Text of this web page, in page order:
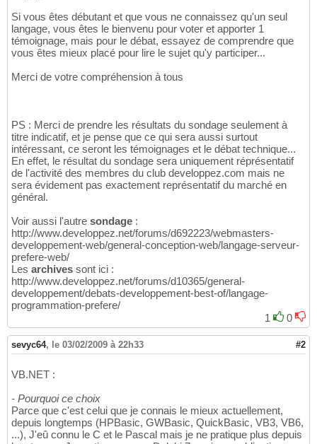
Si vous êtes débutant et que vous ne connaissez qu'un seul
langage, vous êtes le bienvenu pour voter et apporter 1
témoignage, mais pour le débat, essayez de comprendre que
vous êtes mieux placé pour lire le sujet qu'y participer...
Merci de votre compréhension à tous
PS : Merci de prendre les résultats du sondage seulement à
titre indicatif, et je pense que ce qui sera aussi surtout
intéressant, ce seront les témoignages et le débat technique...
En effet, le résultat du sondage sera uniquement réprésentatif
de l'activité des membres du club developpez.com mais ne
sera évidement pas exactement représentatif du marché en
général.
Voir aussi l'autre sondage :
http://www.developpez.net/forums/d692223/webmasters-
developpement-web/general-conception-web/langage-serveur-
prefere-web/
Les archives sont ici :
http://www.developpez.net/forums/d10365/general-
developpement/debats-developpement-best-of/langage-
programmation-prefere/
1
0
sevyc64, le 03/02/2009 à 22h33 #2
VB.NET :
- Pourquoi ce choix
Parce que c'est celui que je connais le mieux actuellement,
depuis longtemps (HPBasic, GWBasic, QuickBasic, VB3, VB6,
...), J'eû connu le C et le Pascal mais je ne pratique plus depuis